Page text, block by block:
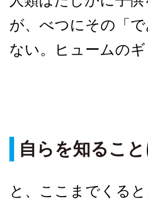
が、べつにその「
ない。ヒュームのギ
自らを知るこ
と、ここまでくる